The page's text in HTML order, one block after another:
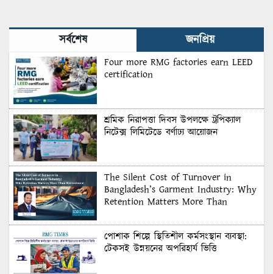
সর্বশেষ জনপ্রিয়
Four more RMG factories earn LEED
certification
শ্রমিক নিরাপত্তা দিবস উপলক্ষে ট্রপিক্যাল
নিটেক্স লিমিটেডে বর্ণাঢ্য আয়োজন
The Silent Cost of Turnover in
Bangladesh’s Garment Industry: Why
Retention Matters More Than
পোশাক শিল্পে স্থিতিশীল কর্মসংস্থান ব্যবস্থা:
টেকসই উন্নয়নের অপরিহার্য ভিত্তি